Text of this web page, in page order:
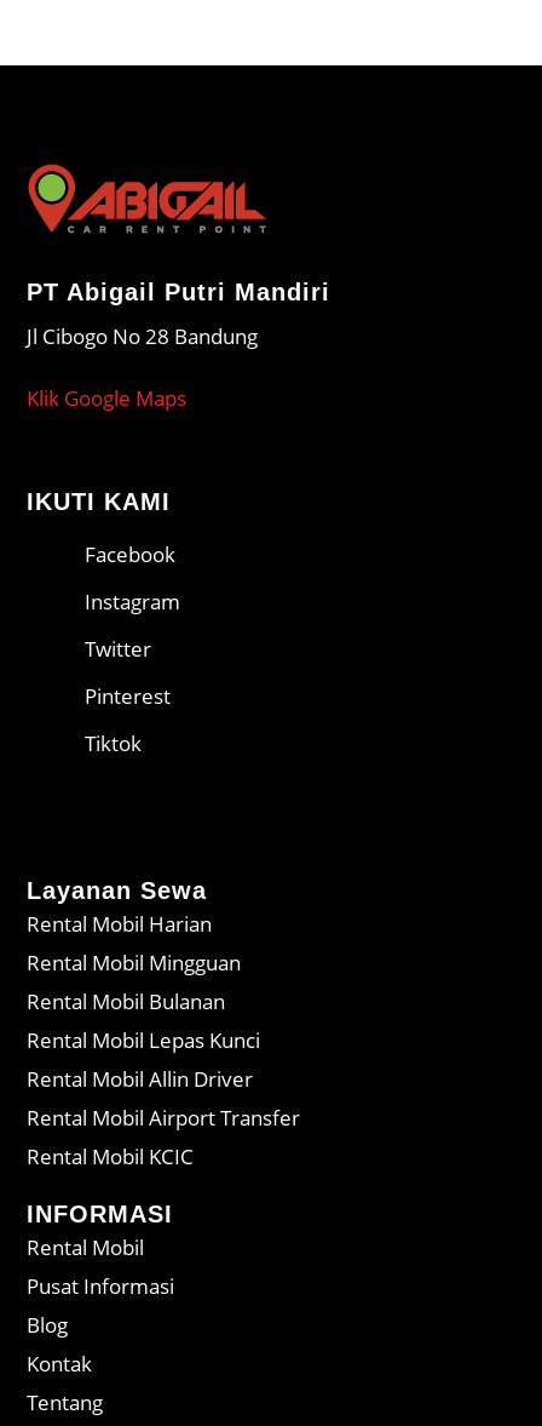
PT Abigail Putri Mandiri
Jl Cibogo No 28 Bandung
Klik Google Maps
IKUTI KAMI
Facebook
Instagram
Twitter
Pinterest
Tiktok
Layanan Sewa
Rental Mobil Harian
Rental Mobil Mingguan
Rental Mobil Bulanan
Rental Mobil Lepas Kunci
Rental Mobil Allin Driver
Rental Mobil Airport Transfer
Rental Mobil KCIC
INFORMASI
Rental Mobil
Pusat Informasi
Blog
Kontak
Tentang